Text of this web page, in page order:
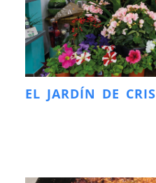
EL JARDÍN DE CRIS